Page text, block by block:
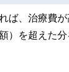
ば、治療費が
）を超えた分